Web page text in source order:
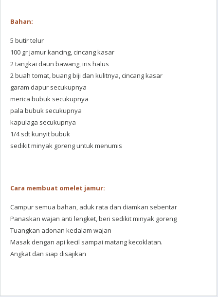
Bahan:
5 butir telur
100 gr jamur kancing, cincang kasar
2 tangkai daun bawang, iris halus
2 buah tomat, buang biji dan kulitnya, cincang kasar
garam dapur secukupnya
merica bubuk secukupnya
pala bubuk secukupnya
kapulaga secukupnya
1/4 sdt kunyit bubuk
sedikit minyak goreng untuk menumis
Cara membuat omelet jamur:
Campur semua bahan, aduk rata dan diamkan sebentar
Panaskan wajan anti lengket, beri sedikit minyak goreng
Tuangkan adonan kedalam wajan
Masak dengan api kecil sampai matang kecoklatan.
Angkat dan siap disajikan